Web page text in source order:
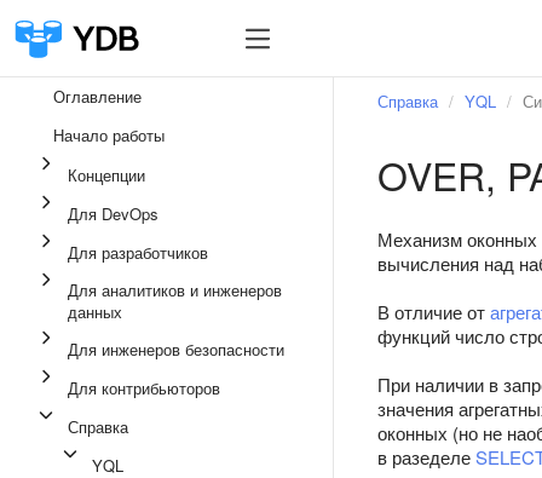
Оглавление
Начало работы
Концепции
Для DevOps
Для разработчиков
Для аналитиков и инженеров
данных
Для инженеров безопасности
Для контрибьюторов
Справка
YQL
Справка YQL
OVER,
Механизм оконных
вычисления над
В отличие от
функций число
При наличии в
значения
оконных (но не
в разеделе